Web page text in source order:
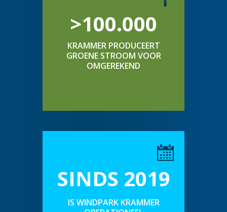
>100.000
KRAMMER PRODUCEERT
GROENE STROOM VOOR
OMGEREKEND
SINDS 2019
IS WINDPARK KRAMMER